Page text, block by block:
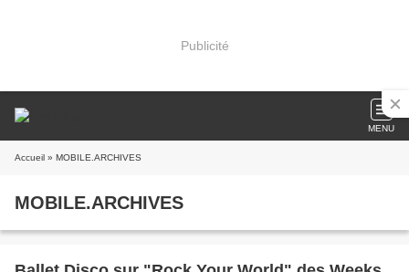
Publicité
MENU
Accueil » MOBILE.ARCHIVES
MOBILE.ARCHIVES